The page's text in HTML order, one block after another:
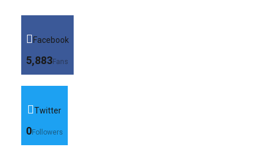
Facebook
5,883Fans
Twitter
0Followers